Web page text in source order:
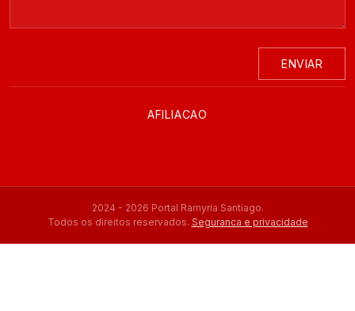
ENVIAR
AFILIACAO
2024 - 2026 Portal Ramyria Santiago.
Todos os direitos reservados. Seguranca e privacidade